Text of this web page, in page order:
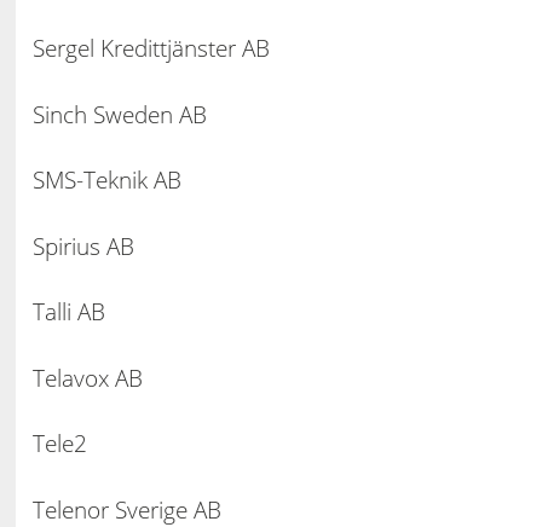
Sergel Kredittjänster AB
Sinch Sweden AB
SMS-Teknik AB
Spirius AB
Talli AB
Telavox AB
Tele2
Telenor Sverige AB